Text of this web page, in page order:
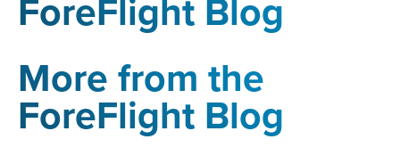
ForeFlight Blog
More from the
ForeFlight Blog